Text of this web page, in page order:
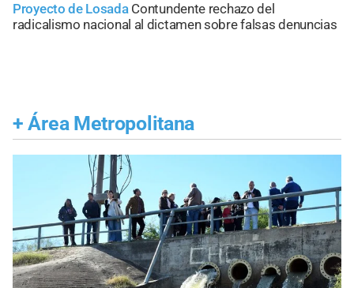
Proyecto de Losada Contundente rechazo del
radicalismo nacional al dictamen sobre falsas denuncias
+ Área Metropolitana